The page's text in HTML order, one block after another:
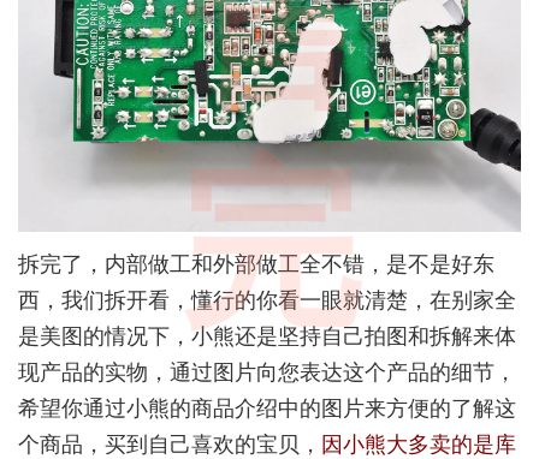
拆完了，内部做工和外部做工全不错，是不是好东
西，我们拆开看，懂行的你看一眼就清楚，在别家全
是美图的情况下，小熊还是坚持自己拍图和拆解来体
现产品的实物，通过图片向您表达这个产品的细节，
希望你通过小熊的商品介绍中的图片来方便的了解这
个商品，买到自己喜欢的宝贝， 因小熊大多卖的是库
完